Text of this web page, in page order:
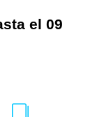
el 09